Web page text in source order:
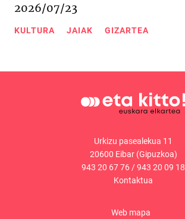
2026/07/23
KULTURA JAIAK GIZARTEA
Urkizu pasealekua 11
20600 Eibar (Gipuzkoa)
943 20 67 76/943 20 09 18
Kontaktua
Web mapa